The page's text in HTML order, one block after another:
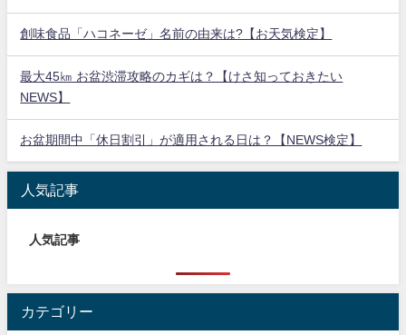
創味食品「ハコネーゼ」名前の由来は?【お天気検定】
最大45㎞ お盆渋滞攻略のカギは？【けさ知っておきたい
NEWS】
お盆期間中「休日割引」が適用される日は？【NEWS検定】
人気記事
人気記事
カテゴリー